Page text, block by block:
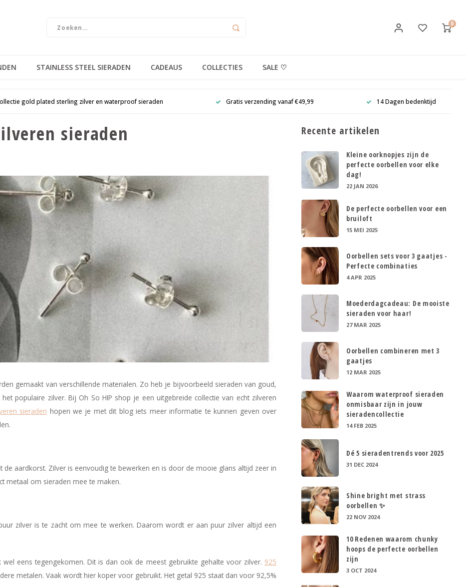
0
STAINLESS STEEL SIERADEN CADEAUS COLLECTIES SALE ♡
gold plated sterling zilver en waterproof sieraden Gratis verzending vanaf €49,99 14 Dagen bedenktijd
sieraden
gemaakt van verschillende materialen. Zo heb je bijvoorbeeld sieraden van goud,
populaire zilver. Bij Oh So HIP shop je een uitgebreide collectie van echt zilveren
sieraden hopen we je met dit blog iets meer informatie te kunnen geven over
aardkorst. Zilver is eenvoudig te bewerken en is door de mooie glans altijd zeer in
metaal om sieraden mee te maken.
zilver is te zacht om mee te werken. Daarom wordt er aan puur zilver altijd een
eens tegengekomen. Dit is dan ook de meest gebruikte gehalte voor zilver. 925
metalen. Vaak wordt hier koper voor gebruikt. Het getal 925 staat dan voor 92,5%
Recente artikelen
Kleine oorknopjes zijn de
perfecte oorbellen voor elke
dag!
22 JAN 2026
De perfecte oorbellen voor een
bruiloft
15 MEI 2025
Oorbellen sets voor 3 gaatjes -
Perfecte combinaties
4 APR 2025
Moederdagcadeau: De mooiste
sieraden voor haar!
27 MAR 2025
Oorbellen combineren met 3
gaatjes
12 MAR 2025
Waarom waterproof sieraden
onmisbaar zijn in jouw
sieradencollectie
14 FEB 2025
Dé 5 sieradentrends voor 2025
31 DEC 2024
Shine bright met strass
oorbellen ✨
22 NOV 2024
10 Redenen waarom chunky
hoops de perfecte oorbellen
zijn
3 OCT 2024